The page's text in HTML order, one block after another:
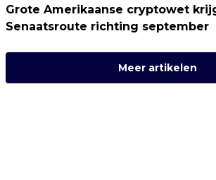
Grote Amerikaanse cryptowet
Senaatsroute richting september
Meer artikelen